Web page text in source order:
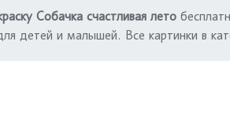
Собачка счастливая лето
детей и малышей. Все картинки в